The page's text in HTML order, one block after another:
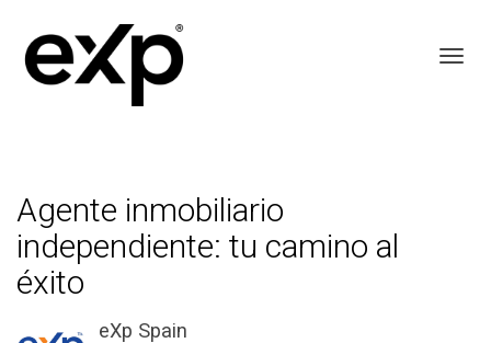
Agente inmobiliario
independiente: tu camino al
éxito
eXp Spain